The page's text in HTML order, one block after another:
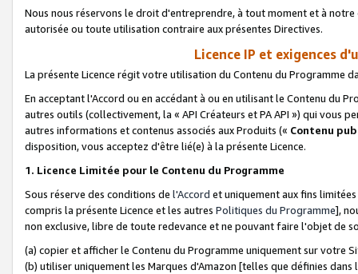
Nous nous réservons le droit d'entreprendre, à tout moment et à
autorisée ou toute utilisation contraire aux présentes Directives.
Licence IP et exigences
La présente Licence régit votre utilisation du Contenu du Programme
En acceptant l'Accord ou en accédant à ou en utilisant le Contenu du
autres outils (collectivement, la « API Créateurs et PA API ») qui vous
autres informations et contenus associés aux Produits (« Contenu
disposition, vous acceptez d'être lié(e) à la présente Licence.
1. Licence Limitée pour le Contenu du Programme
Sous réserve des conditions de l'Accord et uniquement aux fins
compris la présente Licence et les autres Politiques du Programme],
non exclusive, libre de toute redevance et ne pouvant faire l'objet de
(a) copier et afficher le Contenu du Programme uniquement sur votre
(b) utiliser uniquement les Marques d'Amazon [telles que définies dans